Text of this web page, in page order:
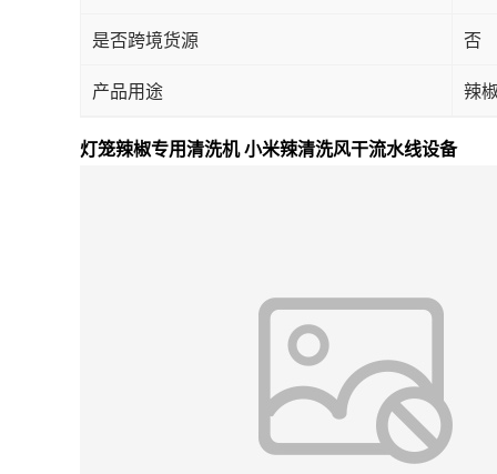
是否跨境货源 否
产品用途 辣
灯笼辣椒专用清洗机 小米辣清洗风干流水线设备